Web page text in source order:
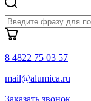
8 4822 75 03 57
mail@alumica.ru
Заказать звонок